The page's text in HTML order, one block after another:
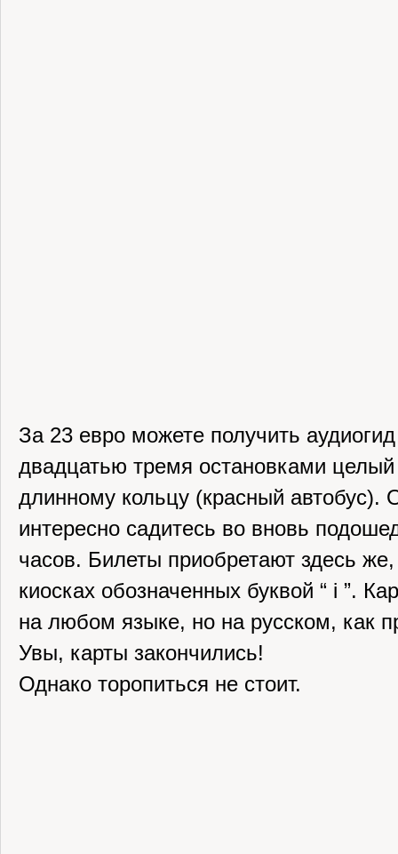
За 23 евро можете получить аудиогид
двадцатью тремя остановками
длинному кольцу (красный автобус).
интересно садитесь во вновь
часов. Билеты приобретают здесь
киосках обозначенных буквой “ i ”.
на любом языке, но на русском, как
Увы, карты закончились!
Однако торопиться не стоит.